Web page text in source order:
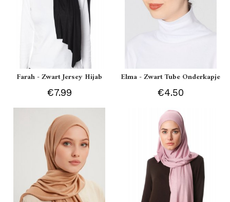
Farah - Zwart Jersey Hijab
€7.99
Elma - Zwart Tube Onderkapje
€4.50